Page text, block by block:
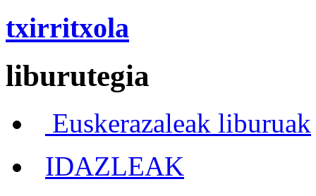
txirritxola
liburutegia
Euskerazaleak liburuak
IDAZLEAK